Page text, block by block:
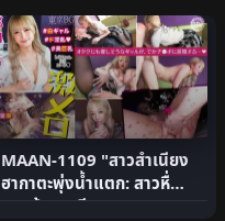
MAAN-1109 "สาวสำเนียง
ฮากาตะพุ่งน้ำแตก: สาวหื่น
กามผู้ชอบเลียรู.